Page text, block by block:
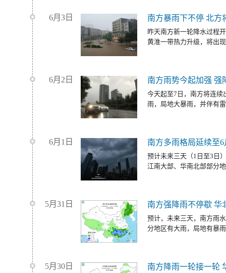
6月3日 南方暴雨下不停 北方
昨天南方新一轮降水过程
黄淮一带热力升级，将出
6月2日 南方雨势今起加强 强
今天起至7日，南方将连续
雨，局地大暴雨，并伴有
6月1日 南方多雨格局延续至
预计未来三天（1日至3日
江南大部、华南北部部分
5月31日 南方强降雨不停歇 华
预计，未来三天，南方雨
分地区有大雨，局地有暴
5月30日 南方降雨一轮接一轮